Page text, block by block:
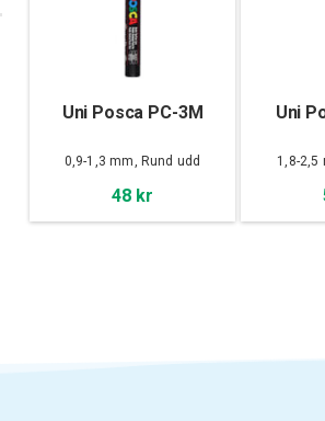
Uni Posca PC-3M
0,9-1,3 mm, Rund udd
48 kr
Uni
1,8-2,5